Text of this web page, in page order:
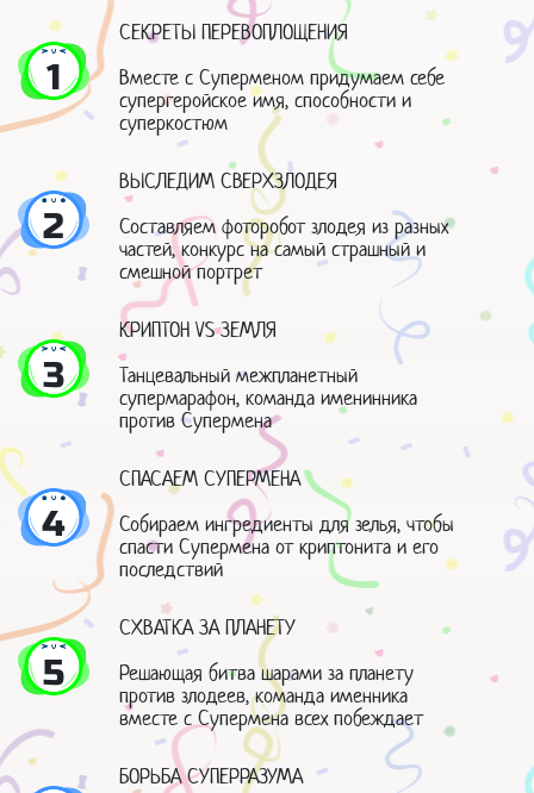
1
СЕКРЕТЫ ПЕРЕВОПЛОЩЕНИЯ
Вместе с Суперменом придумаем себе
супергеройское имя, способности и
суперкостюм
2
ВЫСЛЕДИМ СВЕРХЗЛОДЕЯ
Составляем фоторобот злодея из разных
частей, конкурс на самый страшный и
смешной портрет
3
КРИПТОН VS ЗЕМЛЯ
Танцевальный межпланетный
супермарафон, команда именинника
против Супермена
4
СПАСАЕМ СУПЕРМЕНА
Собираем ингредиенты для зелья, чтобы
спасти Супермена от криптонита и его
последствий
5
СХВАТКА ЗА ПЛАНЕТУ
Решающая битва шарами за планету
против злодеев, команда именника
вместе с Супермена всех побеждает
БОРЬБА СУПЕРРАЗУМА